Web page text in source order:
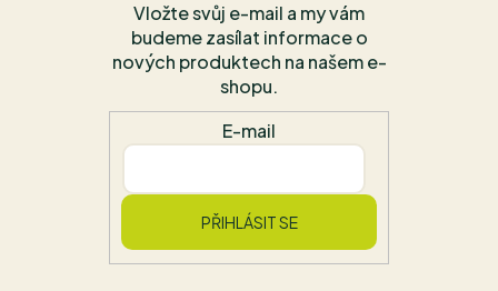
Vložte svůj e-mail a my vám
budeme zasílat informace o
nových produktech na našem e-
shopu.
E-mail
PŘIHLÁSIT SE